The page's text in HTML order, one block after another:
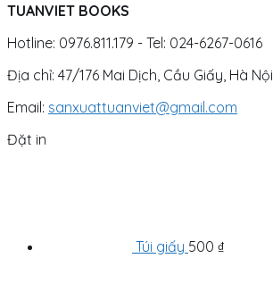
TUANVIET BOOKS
Hotline: 0976.811.179 - Tel: 024-6267-0616
Địa chỉ: 47/176 Mai Dịch, Cầu Giấy, Hà Nội
Email: sanxuattuanviet@gmail.com
Đặt in
Túi giấy 500 ₫